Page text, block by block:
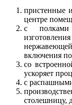
пристенные
центре
с
включения
со
ускоряет
с
столешницу,